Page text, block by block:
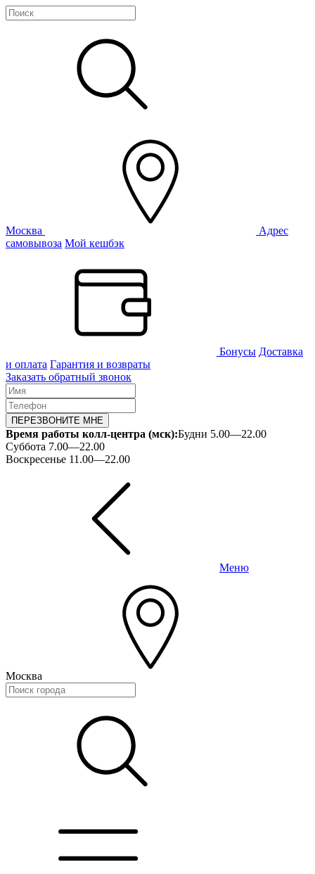
Москва
Адрес
самовывоза Мой кешбэк
Бонусы Доставка
и оплата Гарантия и возвраты
Заказать обратный звонок
ПЕРЕЗВОНИТЕ МНЕ
Время работы колл-центра (мск):Будни 5.00—22.00
Суббота 7.00—22.00
Воскресенье 11.00—22.00
Меню
Москва